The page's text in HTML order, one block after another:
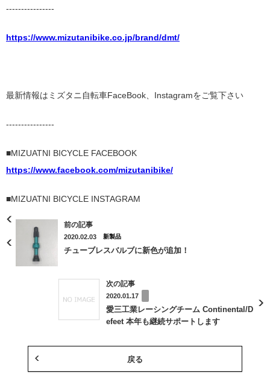
----------------
https://www.mizutanibike.co.jp/brand/dmt/
最新情報はミズタニ自転車FaceBook、Instagramをご覧下さい
----------------
■MIZUATNI BICYCLE FACEBOOK
https://www.facebook.com/mizutanibike/
■MIZUATNI BICYCLE INSTAGRAM
前の記事
2020.02.03 新製品
チューブレスバルブに新色が追加！
次の記事
2020.01.17
愛三工業レーシングチーム Continental/D
efeet 本年も継続サポートします
戻る